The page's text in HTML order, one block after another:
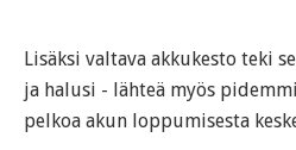
Lisäksi valtava akkukesto teki
ja halusi - lähteä myös
pelkoa akun loppumisesta